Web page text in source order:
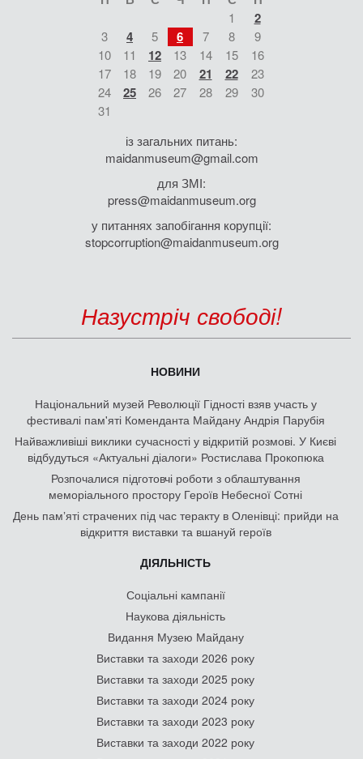
1 2
3 4 5 6 7 8
9
10
11 12 13 14 15
16
17
18 19 20 21 22
23
24
25 26 27 28 29
30
31
із загальних питань:
maidanmuseum@gmail.com
для ЗМІ:
press@maidanmuseum.org
у питаннях запобігання корупції:
stopcorruption@maidanmuseum.org
Назустріч свободі!
НОВИНИ
Національний музей Революції Гідності взяв участь у
фестивалі пам'яті Коменданта Майдану Андрія Парубія
Найважливіші виклики сучасності у відкритій розмові. У Києві
відбудуться «Актуальні діалоги» Ростислава Прокопюка
Розпочалися підготовчі роботи з облаштування
меморіального простору Героїв Небесної Сотні
День памʼяті страчених під час теракту в Оленівці: прийди на
відкриття виставки та вшануй героїв
ДІЯЛЬНІСТЬ
Соціальні кампанії
Наукова діяльність
Видання Музею Майдану
Виставки та заходи 2026 року
Виставки та заходи 2025 року
Виставки та заходи 2024 року
Виставки та заходи 2023 року
Виставки та заходи 2022 року